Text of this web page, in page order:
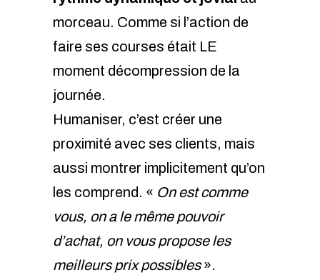
morceau. Comme si l’action de
faire ses courses était LE
moment décompression de la
journée.
Humaniser, c’est créer une
proximité avec ses clients, mais
aussi montrer implicitement qu’on
les comprend. « On est comme
vous, on a le même pouvoir
d’achat, on vous propose les
meilleurs prix possibles».